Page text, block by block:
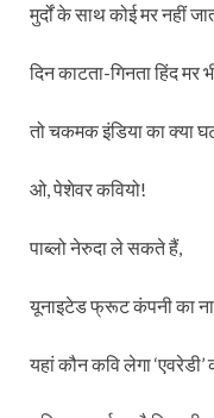
मुर्दों के साथ कोई मर नहीं
दिन काटता-गिनता हिंद मर
तो चकमक इंडिया का क्या
ओ, पेशेवर कवियो!
पाब्लो नेरुदा ले सकते हैं,
यूनाइटेड फ्रूट कंपनी का
यहां कौन कवि लेगा ‘एवरेडी’